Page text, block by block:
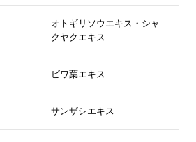
オトギリソウエキス・シャ
クヤクエキス
ビワ葉エキス
サンザシエキス